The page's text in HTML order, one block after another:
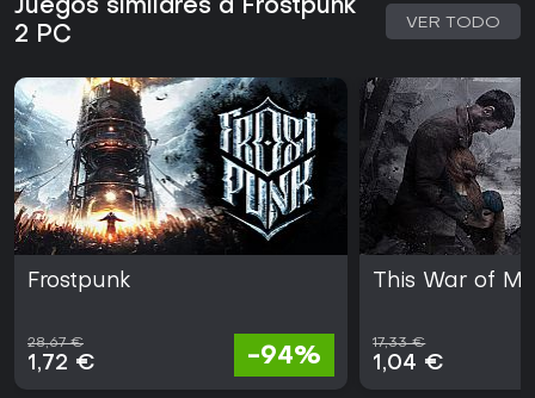
Juegos similares a Frostpunk
2 PC
VER TODO
Frostpunk
28,67 €
1,72 € -94%
This War of
17,33 €
1,04 €